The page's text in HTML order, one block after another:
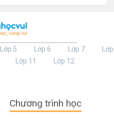
Lớp 5 Lớp 6 Lớp 7
Lớp
Lớp 11 Lớp 12
Chương trình học